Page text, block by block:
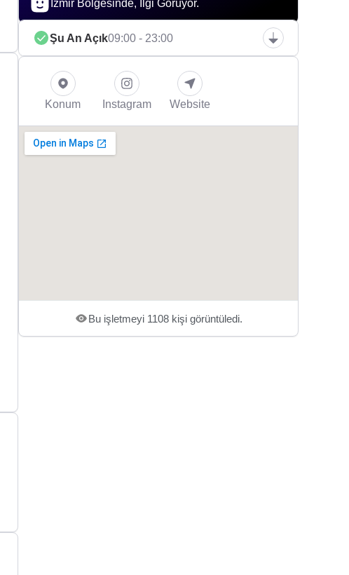
İzmir Bölgesinde, İlgi Görüyor.
Şu An Açık09:00 - 23:00
Konum Instagram Website
Bu işletmeyi 1108 kişi görüntüledi.